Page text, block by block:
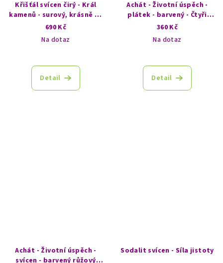
Křišťál svícen čirý - Král
kamenů - surový, krásně se
prosvítí - rovnoběžník
690 Kč
Na dotaz
Detail
Achát - Životní úspěch -
plátek - barvený - Čtyři
živly
360 Kč
Na dotaz
Detail
Achát - Životní úspěch -
svícen - barvený růžový
Sodalit svícen - Síla jistoty